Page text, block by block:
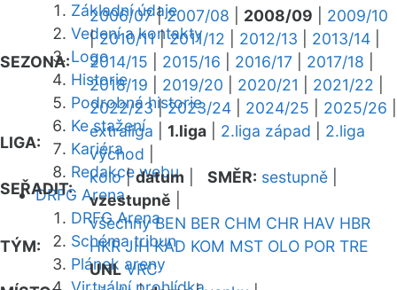
Základní údaje
Vedení a kontakty
Logo
Historie
Podrobná historie
Ke stažení
Kariéra
Redakce webu
DRFG Arena
DRFG Arena
Schéma tribun
Plánek areny
SEZONA:
2006/07|2007/08 2008/09
2009/10
|2010/11|2011/12 2012/13 2013/14
2014/15
2015/16 2016/17 2017/18
2018/19
2019/20 2020/21 2021/22
2022/23|2023/24 2024/25 2025/26
LIGA:
extraliga 1.liga 2.liga západ
2.liga
východ
SEŘADIT:
kolo|datum SMĚR: sestupně
vzestupně
TÝM:
všechny BEN BER CHM CHR HAV HBR
HKR JIH KAD KOM MST OLO POR TRE
UNL VRC